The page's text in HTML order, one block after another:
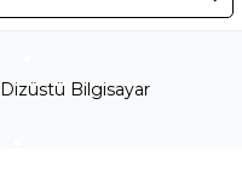
Dizüstü Bilgisayar